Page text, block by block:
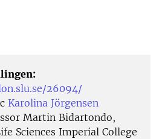
26094/
Karolina Jörgensen
Martin Bidartondo,
Sciences Imperial College